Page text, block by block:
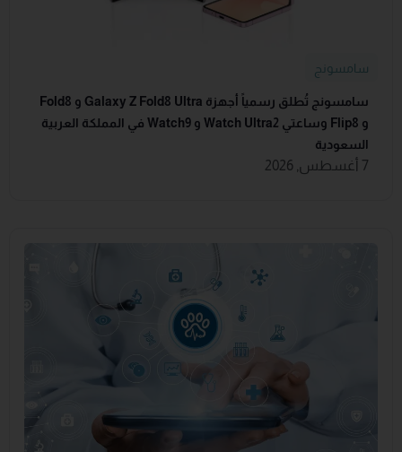
سامسونج
سامسونج تُطلق رسمياً أجهزة Galaxy Z Fold8 Ultra و Fold8
و Flip8 وساعتي Watch Ultra2 و Watch9 في المملكة العربية
السعودية
7 أغسطس, 2026